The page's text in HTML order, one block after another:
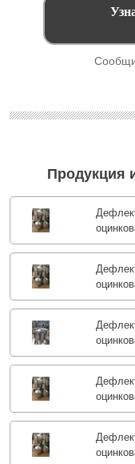
Продукция